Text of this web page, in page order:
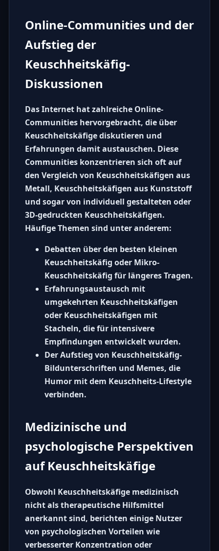
Online-Communities und der
Aufstieg der
Keuschheitskäfig-
Diskussionen
Das Internet hat zahlreiche Online-
Communitieshervorgebracht, die über
Keuschheitskäfigediskutieren und
Erfahrungen damit austauschen. Diese
Communities konzentrieren sich oft auf
den Vergleich von Keuschheitskäfigen aus
Metall, Keuschheitskäfigen aus Kunststoff
und sogar von individuell gestalteten oder
3D-gedruckten Keuschheitskäfigen.
Häufige Themen sind unter anderem:
Debatten über den besten kleinen
Keuschheitskäfig oder Mikro-
Keuschheitskäfig für längeres Tragen.
Erfahrungsaustausch mit
umgekehrten Keuschheitskäfigen
oder Keuschheitskäfigen mit
Stacheln, die für intensivere
Empfindungen entwickelt wurden.
Der Aufstieg von Keuschheitskäfig-
Bildunterschriften und Memes, die
Humor mit dem Keuschheits-Lifestyle
verbinden.
Medizinische und
psychologische Perspektiven
auf Keuschheitskäfige
Obwohl Keuschheitskäfigemedizinisch
nicht als therapeutische Hilfsmittel
anerkannt sind, berichten einige Nutzer
von psychologischen Vorteilen wie
verbesserter Konzentration oder